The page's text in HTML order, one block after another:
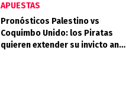
APUESTAS
Pronósticos Palestino vs
Coquimbo Unido: los Piratas
quieren extender su invicto ante